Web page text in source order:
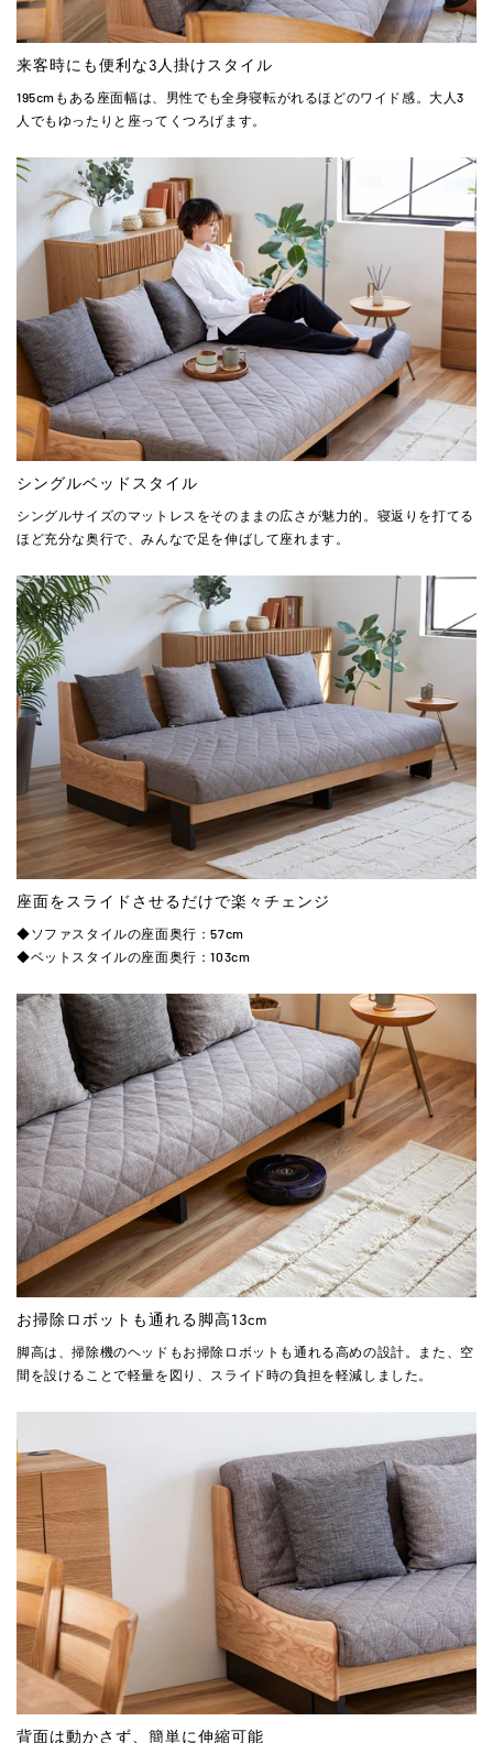
来客時にも便利な3人掛けスタイル
195cmもある座面幅は、男性でも全身寝転がれるほどのワイド感。大人3
人でもゆったりと座ってくつろげます。
シングルベッドスタイル
シングルサイズのマットレスをそのままの広さが魅力的。寝返りを打てる
ほど充分な奥行で、みんなで足を伸ばして座れます。
座面をスライドさせるだけで楽々チェンジ
◆ソファスタイルの座面奥行：57cm
◆ベットスタイルの座面奥行：103cm
お掃除ロボットも通れる脚高13cm
脚高は、掃除機のヘッドもお掃除ロボットも通れる高めの設計。また、空
間を設けることで軽量を図り、スライド時の負担を軽減しました。
背面は動かさず、簡単に伸縮可能